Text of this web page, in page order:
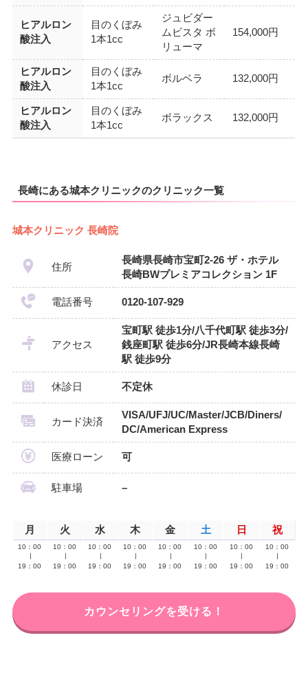
ヒアルロン
酸注入
目のくぼみ
1本1cc
ジュビダー
ムビスタ ボ
リューマ
154,000円
ヒアルロン
酸注入
目のくぼみ
1本1cc
ボルベラ 132,000円
ヒアルロン
酸注入
目のくぼみ
1本1cc
ボラックス 132,000円
長崎にある城本クリニックのクリニック一覧
城本クリニック 長崎院
住所
長崎県長崎市宝町2-26 ザ・ホテル
長崎BWプレミアコレクション 1F
電話番号 0120-107-929
アクセス
宝町駅 徒歩1分/八千代町駅 徒歩3分/
銭座町駅 徒歩6分/JR長崎本線長崎
駅 徒歩9分
休診日 不定休
カード決済
VISA/UFJ/UC/Master/JCB/Diners/
DC/American Express
医療ローン 可
駐車場 –
月 火 水 木 金 土 日 祝
10：00
19：00
10：00
19：00
10：00
19：00
10：00
19：00
10：00
19：00
10：00
19：00
10：00
19：00
10：00
19：00
カウンセリングを受ける！